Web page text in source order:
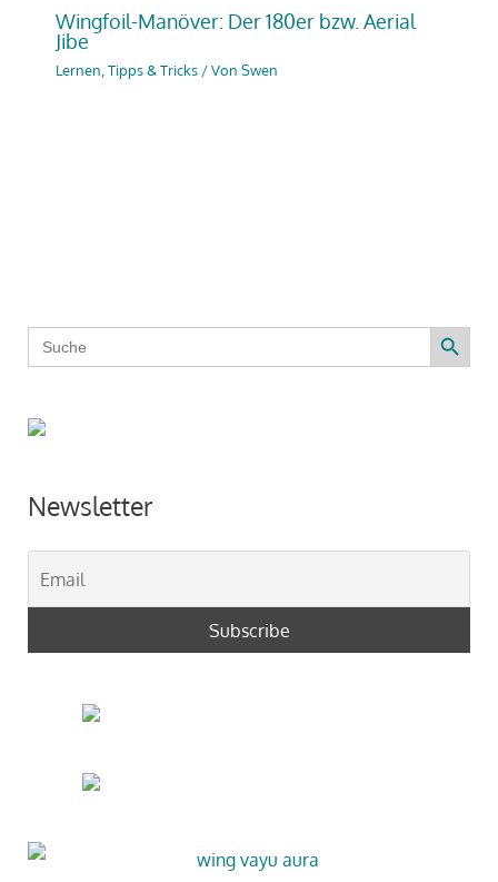
Wingfoil-Manöver: Der 180er bzw. Aerial
Jibe
Lernen, Tipps & Tricks/ Von Swen
Search
for:
Search Button
Newsletter